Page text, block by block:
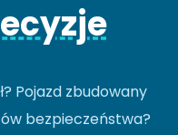
Pojazd zbudowany
bezpieczeństwa?